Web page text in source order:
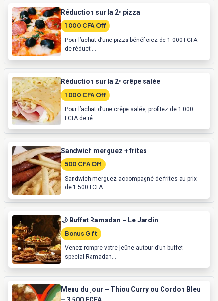
Réduction sur la 2ᵉ pizza
1 000 CFA Off
Pour l’achat d’une pizza bénéficiez de 1 000 FCFA
de réducti...
Réduction sur la 2ᵉ crêpe salée
1 000 CFA Off
Pour l’achat d’une crêpe salée, profitez de 1 000
FCFA de ré...
Sandwich merguez + frites
500 CFA Off
Sandwich merguez accompagné de frites au prix
de 1 500 FCFA...
🌙 Buffet Ramadan – Le Jardin
Bonus Gift
Venez rompre votre jeûne autour d’un buffet
spécial Ramadan...
Menu du jour – Thiou Curry ou Cordon Bleu